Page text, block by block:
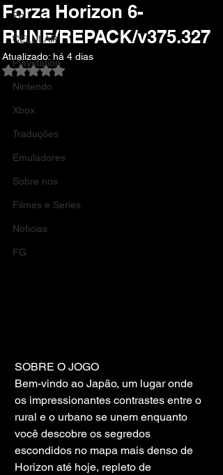
Pc
CELULAR
Playstation
Nintendo
Xbox
Traduções
Emuladores
Sobre nos
Filmes e Series
Noticias
FG
Forza Horizon 6-
RUNE/REPACK/v375.327
Atualizado: há 4 dias
Avaliado com NaN de 5 estrelas.
SOBRE O JOGO
Bem-vindo ao Japão, um lugar onde
os impressionantes contrastes entre o
rural e o urbano se unem enquanto
você descobre os segredos
escondidos no mapa mais denso de
Horizon até hoje, repleto de